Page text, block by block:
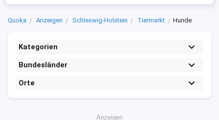
Kanal ...
Quoka Anzeigen Schleswig-Holstein Tiermarkt Hunde
Kategorien
Bundesländer
Orte
Anzeigen